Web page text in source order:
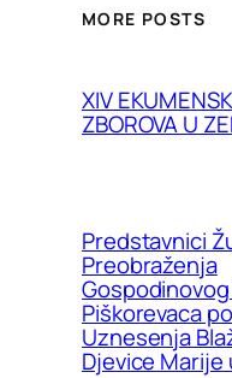
MORE POSTS
XIV
ZBOROVA U
Predstavnici
Preobraženja
Piškorevaca
Uznesenja
Djevice Marije